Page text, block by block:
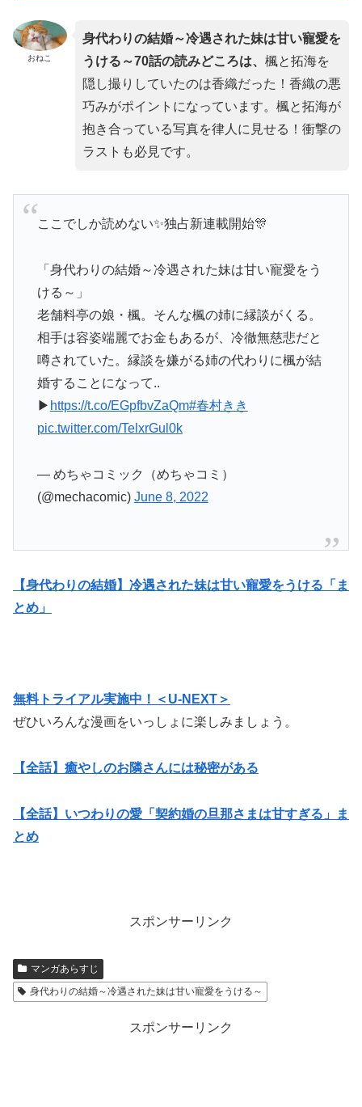
おねこ
身代わりの結婚～冷遇された妹は甘い寵愛を
うける～70話の読みどころは、 楓と拓海を
隠し撮りしていたのは香織だった！香織の悪
巧みがポイントになっています。楓と拓海が
抱き合っている写真を律人に見せる！衝撃の
ラストも必見です。
ここでしか読めない✨独占新連載開始🎊
「身代わりの結婚～冷遇された妹は甘い寵愛をう
ける～」
老舗料亭の娘・楓。そんな楓の姉に縁談がくる。
相手は容姿端麗でお金もあるが、冷徹無慈悲だと
噂されていた。縁談を嫌がる姉の代わりに楓が結
婚することになって..
▶ https://t.co/EGpfbvZaQm#春村きき
pic.twitter.com/TelxrGul0k
— めちゃコミック（めちゃコミ）
(@mechacomic) June 8, 2022
【身代わりの結婚】冷遇された妹は甘い寵愛をうける「ま
とめ」
無料トライアル実施中！＜U-NEXT＞
ぜひいろんな漫画をいっしょに楽しみましょう。
【全話】癒やしのお隣さんには秘密がある
【全話】いつわりの愛「契約婚の旦那さまは甘すぎる」ま
とめ
スポンサーリンク
マンガあらすじ
身代わりの結婚～冷遇された妹は甘い寵愛をうける～
スポンサーリンク